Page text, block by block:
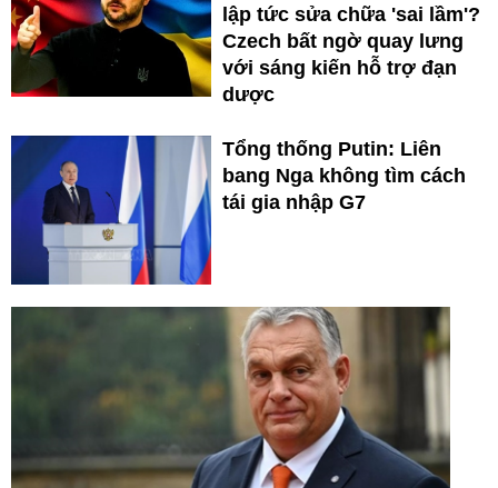
lập tức sửa chữa 'sai lầm'?
Czech bất ngờ quay lưng
với sáng kiến hỗ trợ đạn
dược
Tổng thống Putin: Liên
bang Nga không tìm cách
tái gia nhập G7